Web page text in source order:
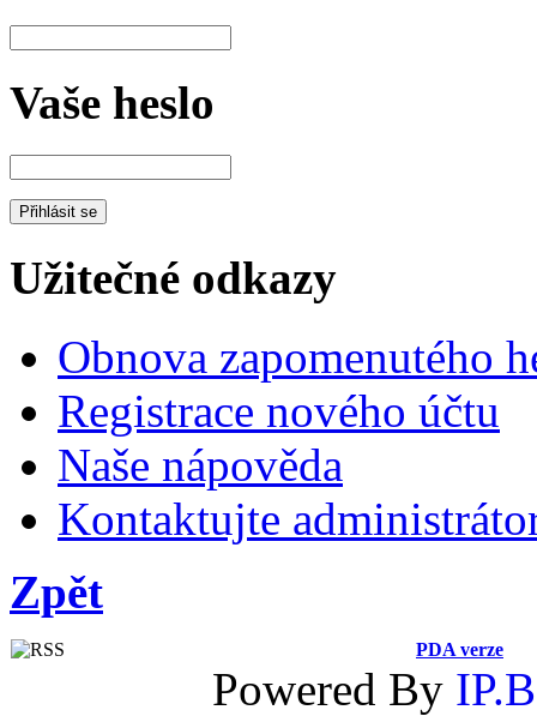
Vaše heslo
Užitečné odkazy
Obnova zapomenutého
Registrace nového účtu
Naše nápověda
Kontaktujte
Zpět
PDA verze
Powered By